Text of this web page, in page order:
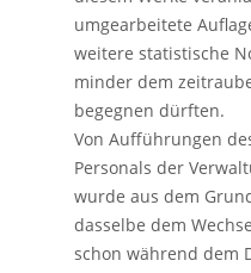
umgearbeitete
weitere statistische
minder dem
begegnen dürften.
Von Aufführungen
Personals der
wurde aus dem
dasselbe dem
schon während dem